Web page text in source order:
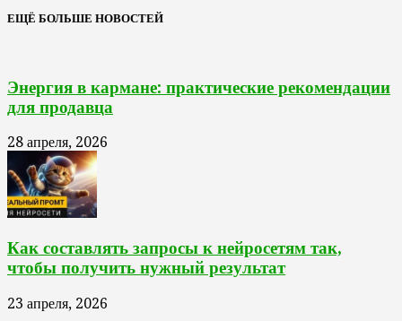
ЕЩЁ БОЛЬШЕ НОВОСТЕЙ
Энергия в кармане: практические рекомендации
для продавца
28 апреля, 2026
Как составлять запросы к нейросетям так,
чтобы получить нужный результат
23 апреля, 2026